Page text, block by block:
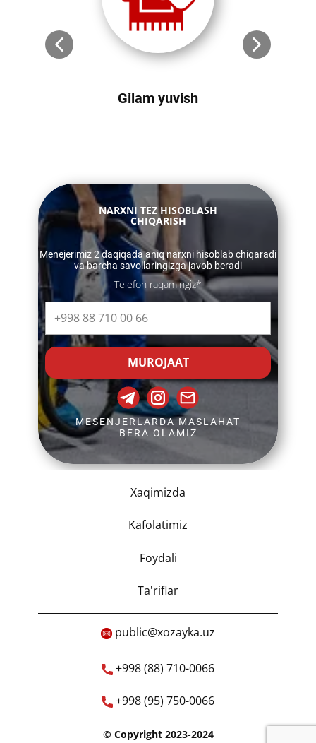
Gilam yuvish
​​NARXNI TEZ HISOBLASH
CHIQARISH
​​Menejerimiz 2 daqiqada aniq narxni hisoblab chiqaradi
va barcha savollaringizga javob beradi
Telefon raqamingiz*
MUROJAAT
MESENJERLARDA MASLAHAT
BERA OLAMIZ
Xaqimizda
Kafolatimiz
Foydali
Ta'riflar
​public@xozayka.uz
+998 (88) 710-0066
+998 (95) 750-0066
​© Copyright 2023-2024